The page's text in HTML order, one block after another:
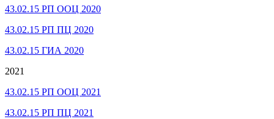
43.02.15 РП ООЦ 2020
43.02.15 РП ПЦ 2020
43.02.15 ГИА 2020
2021
43.02.15 РП ООЦ 2021
43.02.15 РП ПЦ 2021